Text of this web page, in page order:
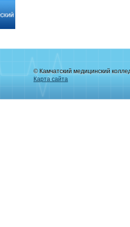
© Камчатский медицинский
Карта сайта